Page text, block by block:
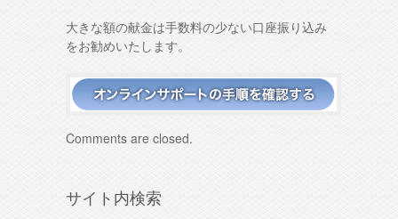
大きな額の献金は手数料の少ない口座振り込み
をお勧めいたします。
Comments are closed.
サイト内検索